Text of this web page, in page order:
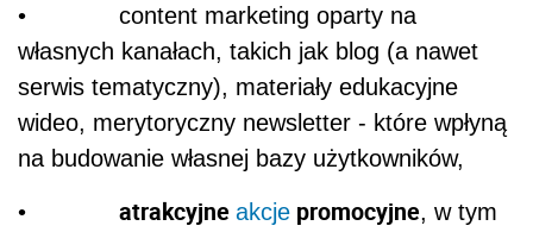
• content marketing oparty na
własnych kanałach, takich jak blog (a nawet
serwis tematyczny), materiały edukacyjne
wideo, merytoryczny newsletter - które wpłyną
na budowanie własnej bazy użytkowników,
• atrakcyjne akcje promocyjne, w tym